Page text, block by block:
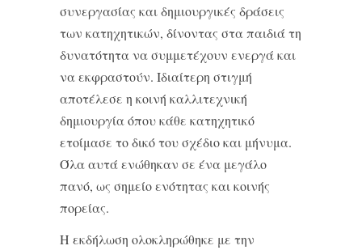
συνεργασίας και δημιουργικές δράσεις
των κατηχητικών, δίνοντας στα παιδιά τη
δυνατότητα να συμμετέχουν ενεργά και
να εκφραστούν. Ιδιαίτερη στιγμή
αποτέλεσε η κοινή καλλιτεχνική
δημιουργία όπου κάθε κατηχητικό
ετοίμασε το δικό του σχέδιο και μήνυμα.
Όλα αυτά ενώθηκαν σε ένα μεγάλο
πανό, ως σημείο ενότητας και κοινής
πορείας.
Η εκδήλωση ολοκληρώθηκε με την